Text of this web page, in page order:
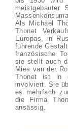
meistgebauter
Als Michael
Thonet
Europas, in
führende
französische
sie stellt auch
Mies van der
Thonet ist in
involviert. Sie
es mehrfach
die Firma
ansässig.